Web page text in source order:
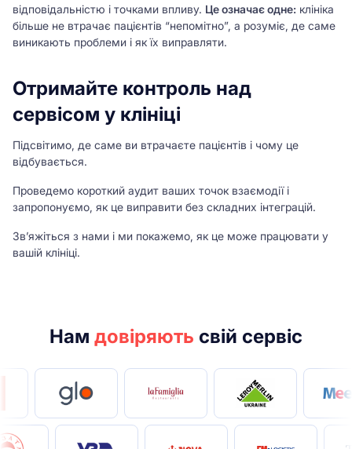
відповідальністю і точками впливу. Це означає одне: клініка
більше не втрачає пацієнтів “непомітно”, а розуміє, де саме
виникають проблеми і як їх виправляти.
Отримайте контроль над
сервісом у клініці
Підсвітимо, де саме ви втрачаєте пацієнтів і чому це
відбувається.
Проведемо короткий аудит ваших точок взаємодії і
запропонуємо, як це виправити без складних інтеграцій.
Звʼяжіться з нами і ми покажемо, як це може працювати у
вашій клініці.
Нам довіряють свій сервіс